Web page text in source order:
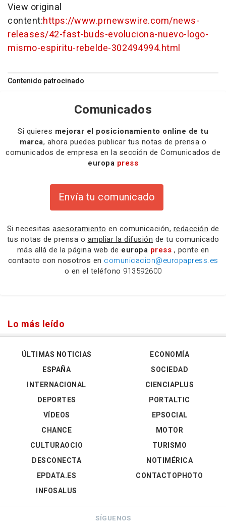
View original
content:https://www.prnewswire.com/news-
releases/42-fast-buds-evoluciona-nuevo-logo-
mismo-espiritu-rebelde-302494994.html
Contenido patrocinado
Comunicados
Si quieres mejorar el posicionamiento online de tu
marca, ahora puedes publicar tus notas de prensa o
comunicados de empresa en la sección de Comunicados de
europa press
Envía tu comunicado
Si necesitas asesoramiento en comunicación, redacción de
tus notas de prensa o ampliar la difusión de tu comunicado
más allá de la página web de europa press , ponte en
contacto con nosotros en comunicacion@europapress.es
o en el teléfono 913592600
Lo más leído
ÚLTIMAS NOTICIAS
ESPAÑA
INTERNACIONAL
DEPORTES
VÍDEOS
ECONOMÍA
SOCIEDAD
CIENCIAPLUS
PORTALTIC
EPSOCIAL
CHANCE
CULTURAOCIO
DESCONECTA
EPDATA.ES
INFOSALUS
MOTOR
TURISMO
NOTIMÉRICA
CONTACTOPHOTO
SÍGUENOS